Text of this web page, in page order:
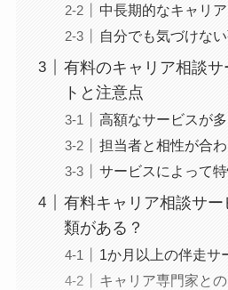
中長期的なキャリ
自分でも気づけな
有料のキャリア相談サ
トと注意点
高額なサービスが
担当者と相性が合
サービスによって
有料キャリア相談サ
類がある？
1か月以上の伴走サ
キャリア専門家と